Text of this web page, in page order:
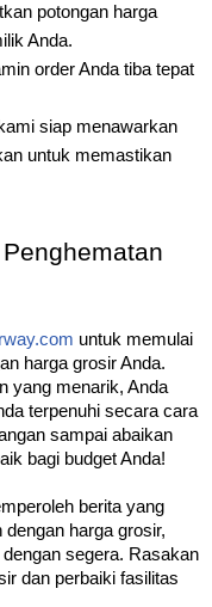
potongan harga
Anda.
order Anda tiba tepat
siap menawarkan
untuk memastikan
untuk memulai
harga grosir Anda.
yang menarik, Anda
terpenuhi secara cara
sampai abaikan
bagi budget Anda!
berita yang
harga grosir,
segera. Rasakan
dan perbaiki fasilitas